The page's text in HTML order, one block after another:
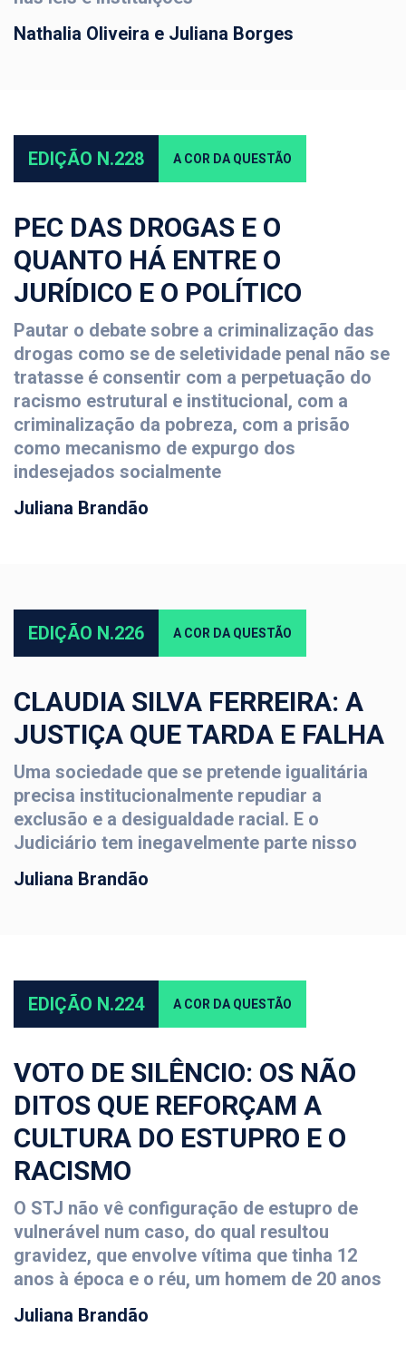
Nathalia Oliveira e Juliana Borges
EDIÇÃO N.228 A COR DA QUESTÃO
PEC DAS DROGAS E O
QUANTO HÁ ENTRE O
JURÍDICO E O POLÍTICO
Pautar o debate sobre a criminalização das
drogas como se de seletividade penal não se
tratasse é consentir com a perpetuação do
racismo estrutural e institucional, com a
criminalização da pobreza, com a prisão
como mecanismo de expurgo dos
indesejados socialmente
Juliana Brandão
EDIÇÃO N.226 A COR DA QUESTÃO
CLAUDIA SILVA FERREIRA: A
JUSTIÇA QUE TARDA E FALHA
Uma sociedade que se pretende igualitária
precisa institucionalmente repudiar a
exclusão e a desigualdade racial. E o
Judiciário tem inegavelmente parte nisso
Juliana Brandão
EDIÇÃO N.224 A COR DA QUESTÃO
VOTO DE SILÊNCIO: OS NÃO
DITOS QUE REFORÇAM A
CULTURA DO ESTUPRO E O
RACISMO
O STJ não vê configuração de estupro de
vulnerável num caso, do qual resultou
gravidez, que envolve vítima que tinha 12
anos à época e o réu, um homem de 20 anos
Juliana Brandão